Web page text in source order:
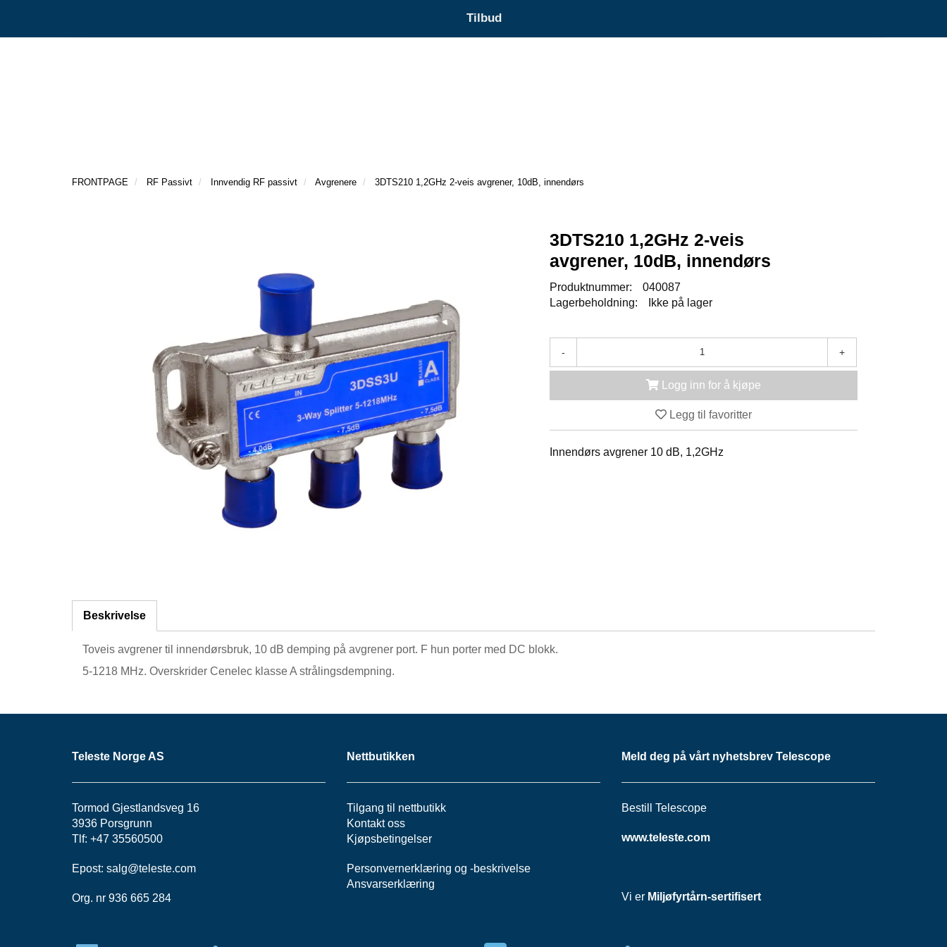
Tilbud
FRONTPAGE RF Passivt Innvendig RF passivt Avgrenere 3DTS210 1,2GHz 2-veis avgrener, 10dB, innendørs
3DTS210 1,2GHz 2-veis
avgrener, 10dB, innendørs
Produktnummer:
040087
Lagerbeholdning:
Ikke på lager
- +
Logg inn for å kjøpe
Legg til favoritter
Innendørs avgrener 10 dB, 1,2GHz
Beskrivelse
Toveis avgrener til innendørsbruk, 10 dB demping på avgrener port. F hun porter med DC blokk.
5-1218 MHz. Overskrider Cenelec klasse A strålingsdempning.
Teleste Norge AS
Tormod Gjestlandsveg 16
3936 Porsgrunn
Tlf: +47 35560500
Epost: salg@teleste.com
Org. nr 936 665 284
Nettbutikken
Tilgang til nettbutikk
Kontakt oss
Kjøpsbetingelser
Personvernerklæring og -beskrivelse
Ansvarserklæring
Meld deg på vårt nyhetsbrev Telescope
Bestill Telescope
www.teleste.com
Vi er Miljøfyrtårn-sertifisert